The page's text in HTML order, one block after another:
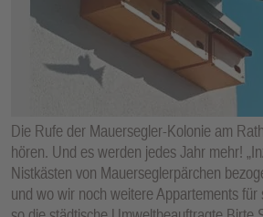
Die Rufe der Mauersegler-Kolonie am
hören. Und es werden jedes Jahr mehr!
Nistkästen von Mauerseglerpärchen
und wo wir noch weitere Appartements für